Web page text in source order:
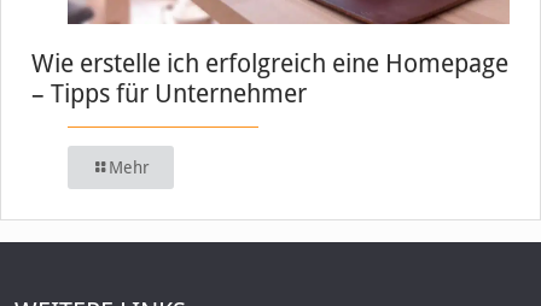
Wie erstelle ich erfolgreich eine Homepage
– Tipps für Unternehmer
Mehr